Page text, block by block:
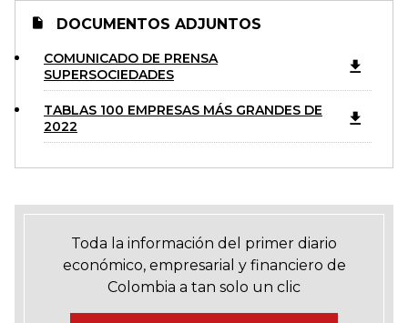
DOCUMENTOS ADJUNTOS
COMUNICADO DE PRENSA
SUPERSOCIEDADES
TABLAS 100 EMPRESAS MÁS GRANDES DE
2022
Toda la información del primer diario
económico, empresarial y financiero de
Colombia a tan solo un clic